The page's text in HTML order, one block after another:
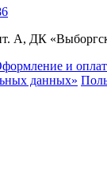
А, ДК
и
данных»